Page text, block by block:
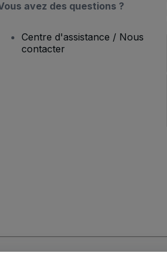
avez des questions ?
Centre d'assistance / Nous
contacter